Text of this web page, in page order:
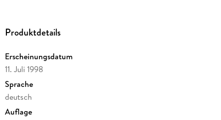
Fluktuation sind schon seit einiger Zeit verstärkt in den
werden hier insbesondere unter Kostenaspekten beleuchtet.
Dies wird auch in Zukunft relevant sein, denn der sich immer
stärker verschärfende Wettbewerbsdruck, insbesondere auch
durch ausländische Anbieter, zwingt jede einheimische
Unternehmung dazu, eine permanente Verbesserung seiner
Kostenstruktur herbeizuführen und entsprechende Potentiale
Produktdetails
Erscheinungsdatum
11. Juli 1998
Sprache
deutsch
Auflage